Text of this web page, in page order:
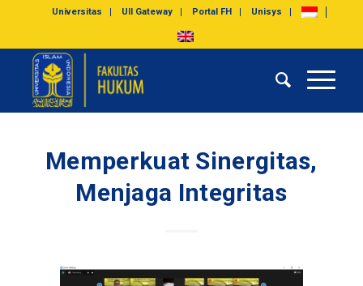
Universitas UII Gateway Portal FH Unisys
Memperkuat Sinergitas,
Menjaga Integritas